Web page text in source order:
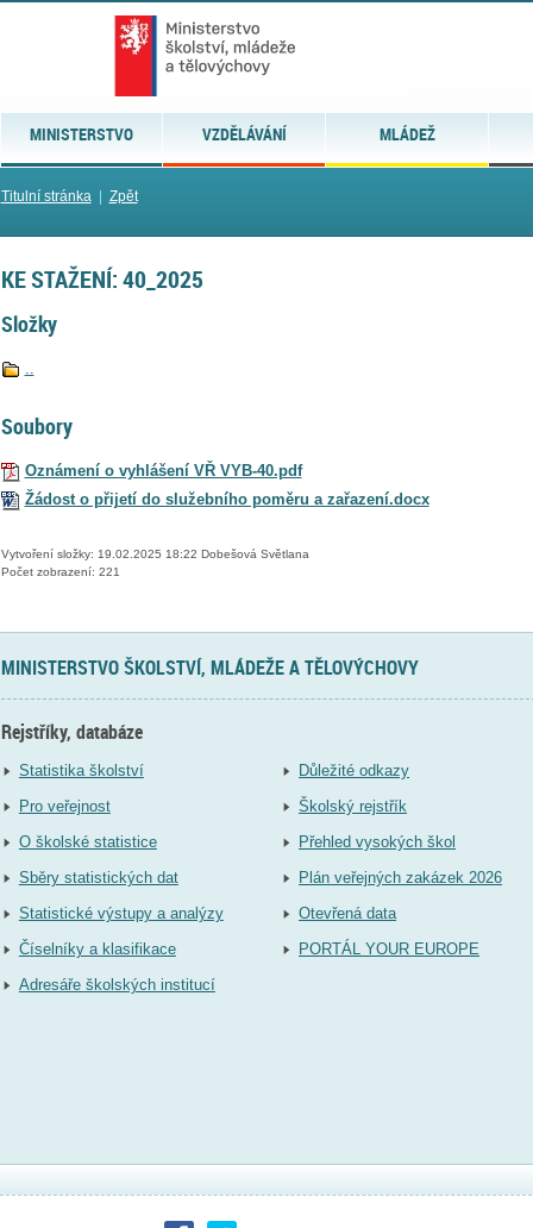
MINISTERSTVO VZDĚLÁVÁNÍ MLÁDEŽ
Titulní stránka| Zpět
KE STAŽENÍ: 40_2025
Složky
..
Soubory
Oznámení o vyhlášení VŘ VYB-40.pdf
Žádost o přijetí do služebního poměru a zařazení.docx
Vytvoření složky: 19.02.2025 18:22 Dobešová Světlana
Počet zobrazení: 221
MINISTERSTVO ŠKOLSTVÍ, MLÁDEŽE A TĚLOVÝCHOVY
Rejstříky, databáze
Statistika školství
Pro veřejnost
O školské statistice
Sběry statistických dat
Statistické výstupy a analýzy
Číselníky a klasifikace
Adresáře školských institucí
Důležité odkazy
Školský rejstřík
Přehled vysokých škol
Plán veřejných zakázek 2026
Otevřená data
PORTÁL YOUR EUROPE